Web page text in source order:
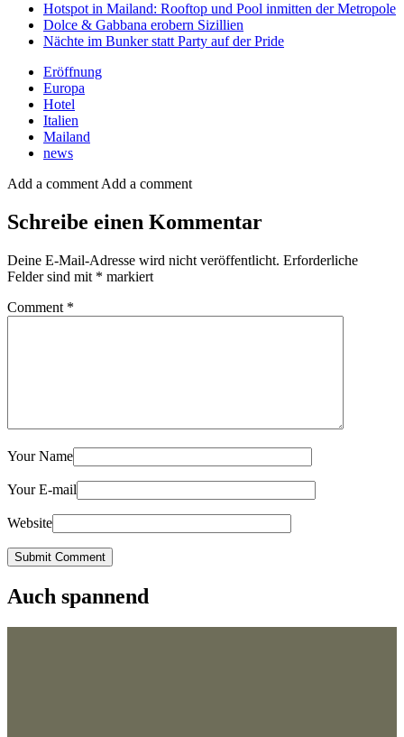
Hotspot in Mailand: Rooftop und Pool inmitten der Metropole
Dolce & Gabbana erobern Sizillien
Nächte im Bunker statt Party auf der Pride
Eröffnung
Europa
Hotel
Italien
Mailand
news
Add a comment Add a comment
Schreibe einen Kommentar
Deine E-Mail-Adresse wird nicht veröffentlicht. Erforderliche
Felder sind mit * markiert
Comment *
Your Name
Your E-mail
Website
Submit Comment
Auch spannend